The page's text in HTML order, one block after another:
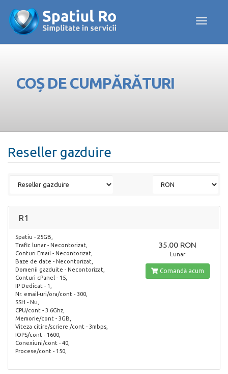
Toggle
COȘ DE CUMPĂRĂTURI
Reseller gazduire
R1
Spatiu - 25GB,
Trafic lunar - Necontorizat,
Conturi Email - Necontorizat,
Baze de date - Necontorizat,
Domenii gazduite - Necontorizat,
Conturi cPanel - 15,
IP Dedicat - 1,
Nr. email-uri/ora/cont - 300,
SSH - Nu,
CPU/cont - 3.6Ghz,
Memorie/cont - 3GB,
Viteza citire/scriere /cont - 3mbps,
IOPS/cont - 1600,
Conexiuni/cont - 40,
Procese/cont - 150,
35.00 RON
Lunar
Comandă acum